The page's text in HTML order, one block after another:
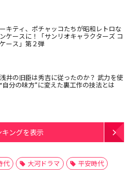
キティ、ポチャッコたちが昭和レトロな
ケースに！「サンリオキャラクターズ コ
ース」第２弾
井の旧臣は秀吉に従ったのか？ 武力を使
自分の味方”に変えた裏工作の技法とは
キングを表示
代 大河ドラマ
平安時代